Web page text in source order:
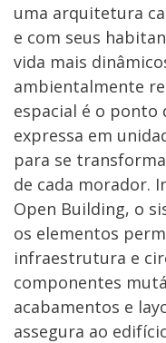
uma arquitetura
e com seus
vida mais
ambientalmente
espacial é o ponto
expressa em
para se
de cada morador.
Open Building, o
os elementos
infraestrutura e
componentes
acabamentos e
assegura ao